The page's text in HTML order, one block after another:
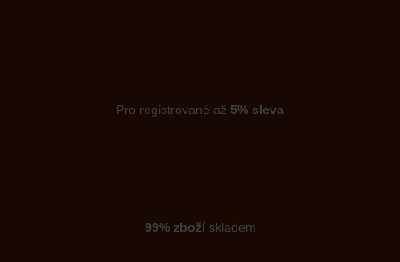
Pro registrované až 5% sleva
99% zbožískladem